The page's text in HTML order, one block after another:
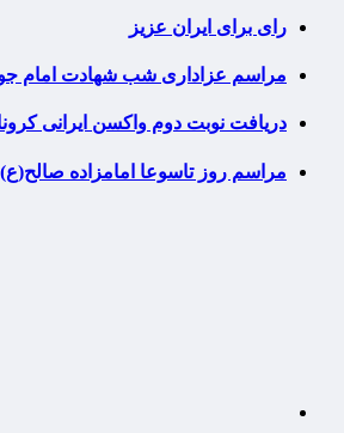
رای برای ایران عزیز
مراسم عزاداری شب شهادت امام
دریافت نوبت دوم واکسن ایرانی
مراسم روز تاسوعا امامزاده صالح(ع)